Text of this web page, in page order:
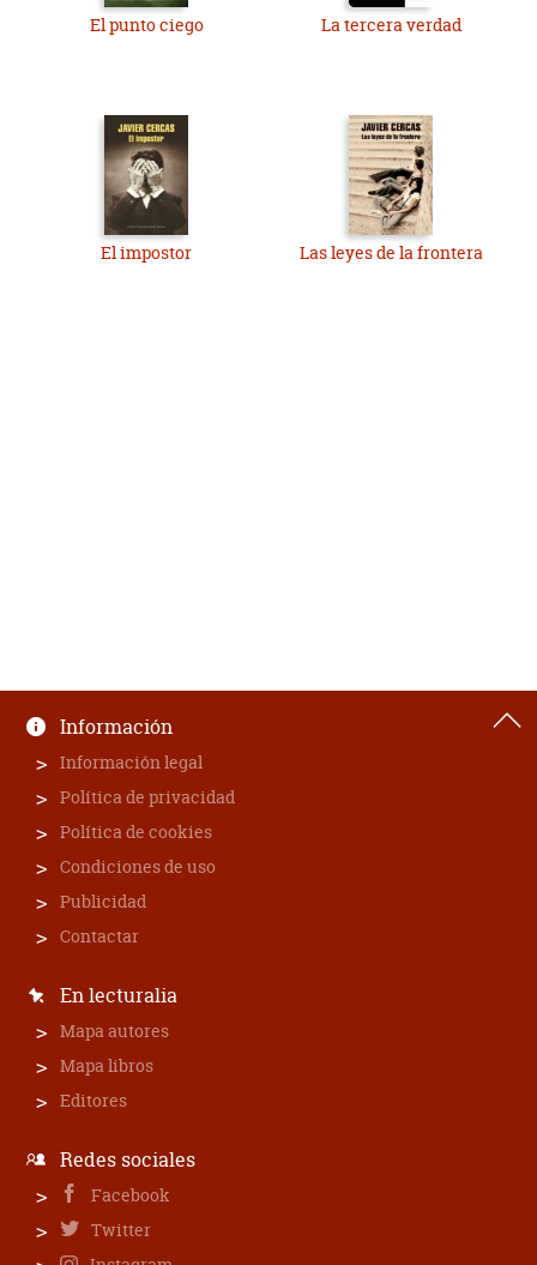
El punto ciego La tercera verdad
El impostor Las leyes de la frontera
Información
Información legal
Política de privacidad
Política de cookies
Condiciones de uso
Publicidad
Contactar
En lecturalia
Mapa autores
Mapa libros
Editores
Redes sociales
Facebook
Twitter